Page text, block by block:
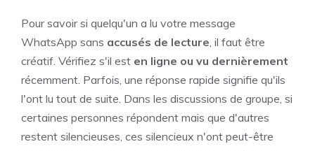
Pour savoir si quelqu'un a lu votre message
WhatsApp sans accusés de lecture , il faut être
créatif. Vérifiez s'il est en ligne ou vu dernièrement
récemment. Parfois, une réponse rapide signifie qu'ils
l'ont lu tout de suite. Dans les discussions de groupe, si
certaines personnes répondent mais que d'autres
restent silencieuses, ces silencieux n'ont peut-être